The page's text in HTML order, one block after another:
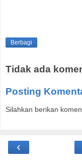
Berbagi
Tidak ada
Posting
Silahkan berikan
‹